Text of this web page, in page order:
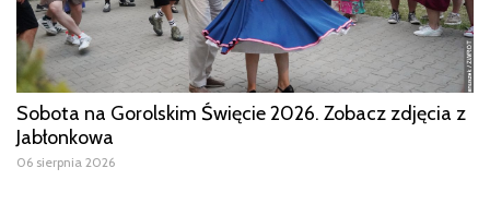
Sobota na Gorolskim Święcie 2026. Zobacz zdjęcia z
Jabłonkowa
06 sierpnia 2026